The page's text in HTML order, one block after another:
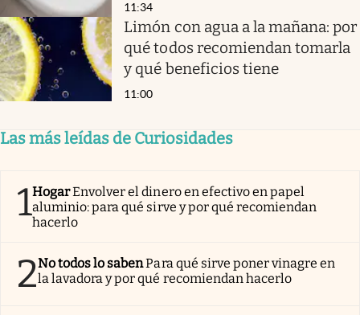
11:34
Limón con agua a la mañana: por
qué todos recomiendan tomarla
y qué beneficios tiene
11:00
Las más leídas de Curiosidades
1HogarEnvolver el dinero en efectivo en papel
aluminio: para qué sirve y por qué recomiendan
hacerlo
2No todos lo sabenPara qué sirve poner vinagre en
la lavadora y por qué recomiendan hacerlo